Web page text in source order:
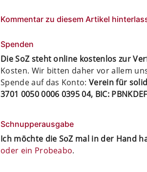
Kommentar zu diesem Artikel
Spenden
Die SoZ steht online kostenlos zur
Kosten. Wir bitten daher vor allem
Spende auf das Konto:Verein für
3701 0050 0006 0395 04, BIC:
Schnupperausgabe
Ich möchte die SoZ mal in der Hand
oder ein Probeabo.